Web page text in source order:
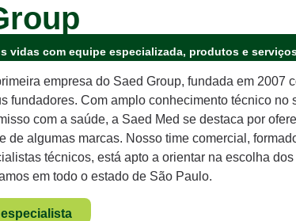
vidas com equipe especializada, produtos e
empresa do Saed Group, fundada em 2007
fundadores. Com amplo conhecimento técnico no
com a saúde, a Saed Med se destaca por
de algumas marcas. Nosso time comercial,
técnicos, está apto a orientar na escolha
em todo o estado de São Paulo.